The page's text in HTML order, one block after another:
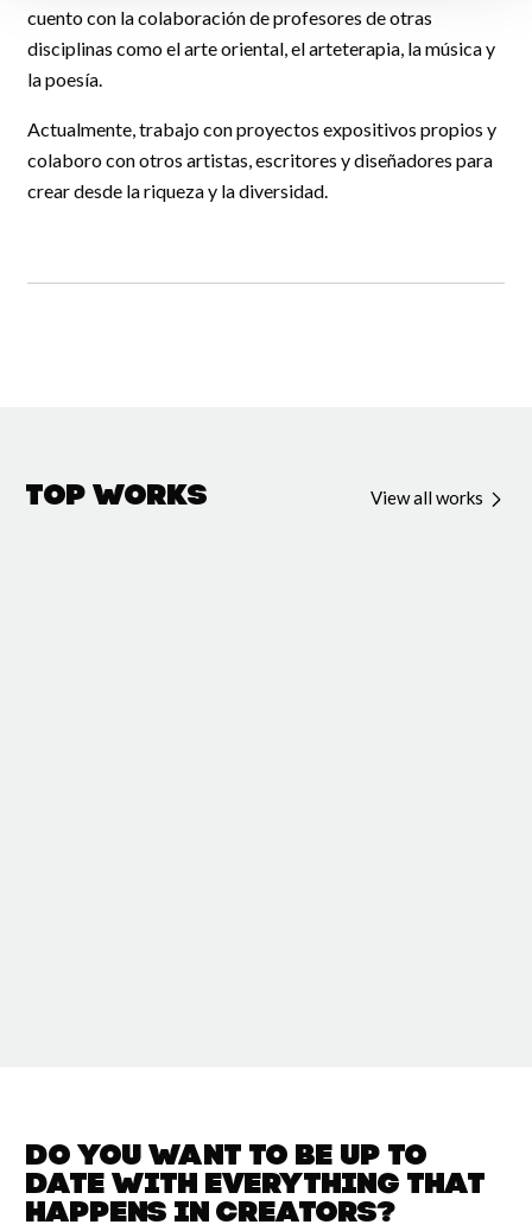
cuento con la colaboración de profesores de otras
disciplinas como el arte oriental, el arteterapia, la música y
la poesía.
Actualmente, trabajo con proyectos expositivos propios y
colaboro con otros artistas, escritores y diseñadores para
crear desde la riqueza y la diversidad.
Top Works View all works
Do you want to be up to
date witheverything that
happens inCreators?